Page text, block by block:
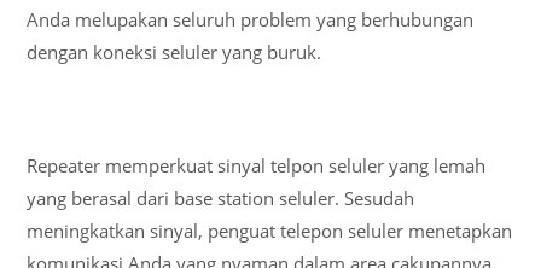
Anda melupakan seluruh problem yang berhubungan
dengan koneksi seluler yang buruk.
Repeater memperkuat sinyal telpon seluler yang lemah
yang berasal dari base station seluler. Sesudah
meningkatkan sinyal, penguat telepon seluler menetapkan
komunikasi Anda yang nyaman dalam area cakupannya.